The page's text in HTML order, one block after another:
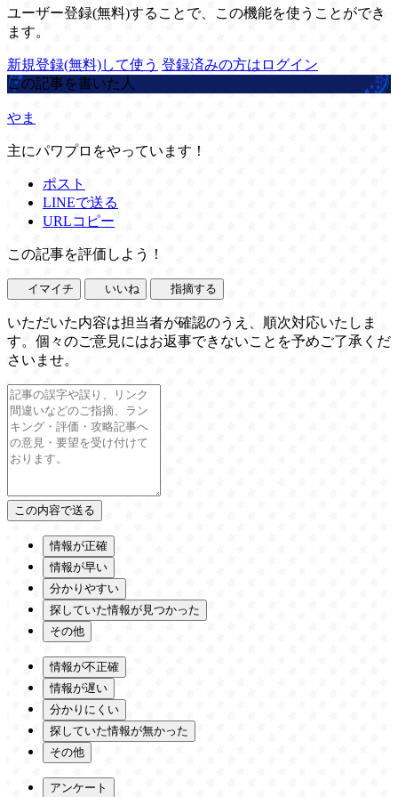
ユーザー登録(無料)することで、この機能を使うことができ
ます。
新規登録(無料)して使う 登録済みの方はログイン
この記事を書いた人
やま
主にパワプロをやっています！
ポスト
LINEで送る
URLコピー
この記事を評価しよう！
イマイチ いいね 指摘する
いただいた内容は担当者が確認のうえ、順次対応いたしま
す。個々のご意見にはお返事できないことを予めご了承くだ
さいませ。
情報が正確
情報が早い
分かりやすい
探していた情報が見つかった
その他
情報が不正確
情報が遅い
分かりにくい
探していた情報が無かった
その他
アンケート